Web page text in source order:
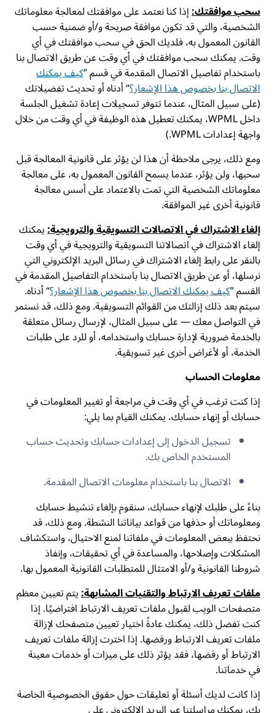
سحب موافقتك:إذا كنا نعتمد على موافقتك لمعالجة معلوماتك
الشخصية، والتي قد تكون موافقة صريحة و/أو ضمنية حسب
القانون المعمول به، فلديك الحق في سحب موافقتك في أي
وقت. يمكنك سحب موافقتك في أي وقت عن طريق الاتصال بنا
باستخدام تفاصيل الاتصال المقدمة في قسم ”كيف يمكنك
الاتصال بنا بخصوص هذا الإشعار؟“ أدناه أو تحديث تفضيلاتك
(على سبيل المثال، عندما تتوفر تسجيلات إعادة تشغيل الجلسة
داخل WPML، يمكنك تعطيل هذه الوظيفة في أي وقت من خلال
واجهة إعدادات WPML.)
ومع ذلك، يرجى ملاحظة أن هذا لن يؤثر على قانونية المعالجة قبل
سحبها، ولن يؤثر، عندما يسمح القانون المعمول به، على معالجة
معلوماتك الشخصية التي تمت بالاعتماد على أسس معالجة
قانونية أخرى غير الموافقة.
إلغاء الاشتراك في الاتصالات التسويقية والترويجية:يمكنك
إلغاء الاشتراك في اتصالاتنا التسويقية والترويجية في أي وقت
بالنقر على رابط إلغاء الاشتراك في رسائل البريد الإلكتروني التي
نرسلها، أو عن طريق الاتصال بنا باستخدام التفاصيل المقدمة في
القسم ”كيف يمكنك الاتصال بنا بخصوص هذا الإشعار؟“ أدناه.
سيتم بعد ذلك إزالتك من القوائم التسويقية. ومع ذلك، قد نستمر
في التواصل معك — على سبيل المثال، لإرسال رسائل متعلقة
بالخدمة ضرورية لإدارة حسابك واستخدامه، أو للرد على طلبات
الخدمة، أو لأغراض أخرى غير تسويقية.
معلومات الحساب
إذا كنت ترغب في أي وقت في مراجعة أو تغيير المعلومات في
حسابك أو إنهاء حسابك، يمكنك القيام بما يلي:
تسجيل الدخول إلى إعدادات حسابك وتحديث حساب
المستخدم الخاص بك.
الاتصال بنا باستخدام معلومات الاتصال المقدمة.
بناءً على طلبك لإنهاء حسابك، سنقوم بإلغاء تنشيط حسابك
ومعلوماتك أو حذفها من قواعد بياناتنا النشطة. ومع ذلك، قد
نحتفظ ببعض المعلومات في ملفاتنا لمنع الاحتيال، واستكشاف
المشكلات وإصلاحها، والمساعدة في أي تحقيقات، وإنفاذ
شروطنا القانونية و/أو الامتثال للمتطلبات القانونية المعمول بها.
ملفات تعريف الارتباط والتقنيات المشابهة:يتم تعيين معظم
متصفحات الويب لقبول ملفات تعريف الارتباط افتراضيًا. إذا
كنت تفضل ذلك، يمكنك عادةً اختيار تعيين متصفحك لإزالة
ملفات تعريف الارتباط ورفضها. إذا اخترت إزالة ملفات تعريف
الارتباط أو رفضها، فقد يؤثر ذلك على ميزات أو خدمات معينة
في خدماتنا.
إذا كانت لديك أسئلة أو تعليقات حول حقوق الخصوصية الخاصة